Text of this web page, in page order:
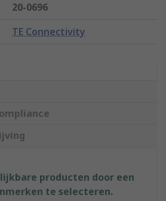
20-0696
TE Connectivity
producten door een
te selecteren.